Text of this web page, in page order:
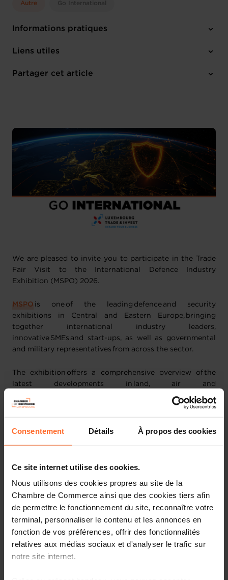
Consentement Détails À propos des cookies
Ce site internet utilise des cookies.
Nous utilisons des cookies propres au site de la
Chambre de Commerce ainsi que des cookies tiers afin
de permettre le fonctionnement du site, reconnaître votre
terminal, personnaliser le contenu et les annonces en
fonction de vos préférences, offrir des fonctionnalités
relatives aux médias sociaux et d'analyser le trafic sur
notre site internet.
Autre Go International
Informations pratiques
Lundi 7 Sep 2026 > Jeudi 10 Sep 2026
Liens utiles
M'inscrire
Partager cet article
We are pleased to invite you to participate in the Trade
Fair Visit to the International Defence Industry
Exhibition (MSPO) 2026.
MSPO is one of the leading defence and security
exhibitions in Central and Eastern Europe, bringing
together international industry leaders,
innovative SMEs and start-ups, as well as governmental
and military representatives from across the sector.
The exhibition offers a comprehensive overview of the
latest developments in land, air and
cybersecurity, defence technologies, digital security and
unmanned systems, while providing valuable insights into
evolving market needs and emerging technological
Date:
7-10 September 2026
For Luxembourg-based companies, this visit will allow to
explore new business and partnership prospects,
strengthen international networks, and engage exposure
with key stakeholders from across the global defence
and security ecosystem. The programme will also include
ecosystem visits in Kraków, providing direct exposure to